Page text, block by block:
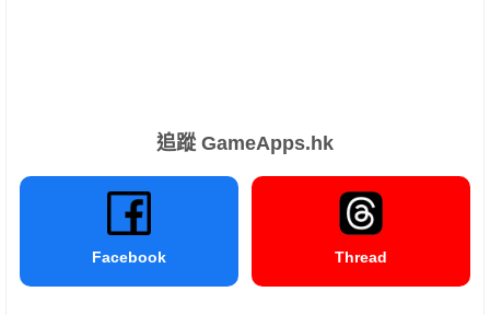
追蹤 GameApps.hk
Facebook Thread